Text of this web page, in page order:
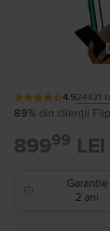
4.924421
89% din clienții
89999 LEI
Garantie
2 ani